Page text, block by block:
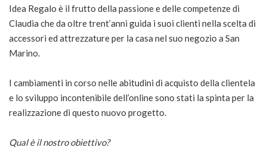
Idea Regalo è il frutto della passione e delle competenze di
Claudia che da oltre trent’anni guida i suoi clienti nella scelta di
accessori ed attrezzature per la casa nel suo negozio a San
Marino.
I cambiamenti in corso nelle abitudini di acquisto della clientela
e lo sviluppo incontenibile dell’online sono stati la spinta per la
realizzazione di questo nuovo progetto.
Qual è il nostro obiettivo?